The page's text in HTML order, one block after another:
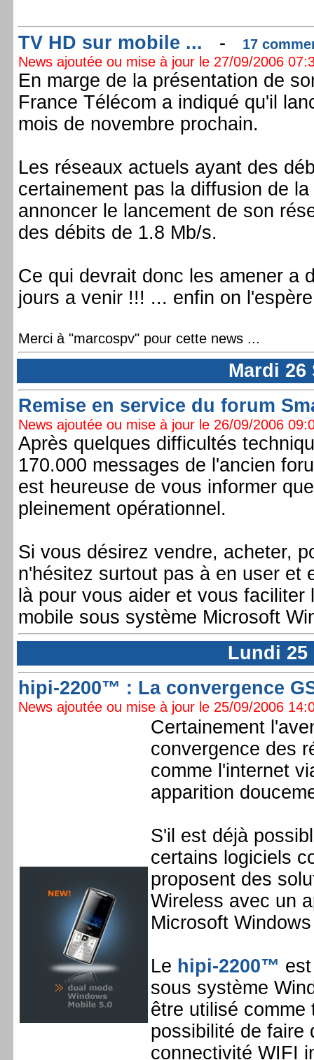
TV HD sur mobile ... -
17
News ajoutée ou mise à jour le 27/09/2006
En marge de la présentation de
France Télécom a indiqué qu'il
mois de novembre prochain.
Les réseaux actuels ayant des
certainement pas la diffusion de
annoncer le lancement de son
des débits de 1.8 Mb/s.
Ce qui devrait donc les amener a
jours a venir !!! ... enfin on
Merci à "marcospv" pour cette news ...
Mardi 26
Remise en service du forum
News ajoutée ou mise à jour le 26/09/2006
Après quelques difficultés
170.000 messages de l'ancien
est heureuse de vous informer
pleinement opérationnel.
Si vous désirez vendre, acheter,
n'hésitez surtout pas à en user et
là pour vous aider et vous
mobile sous système Microsoft
Lundi 25
hipi-2200™ : La convergence
News ajoutée ou mise à jour le 25/09/2006
Certainement
convergence des
comme l'internet
apparition
S'il est déjà
certains logiciels
proposent des
Wireless avec un
Microsoft
Le hipi-2200™
sous système
être utilisé
possibilité de faire
connectivité WIFI